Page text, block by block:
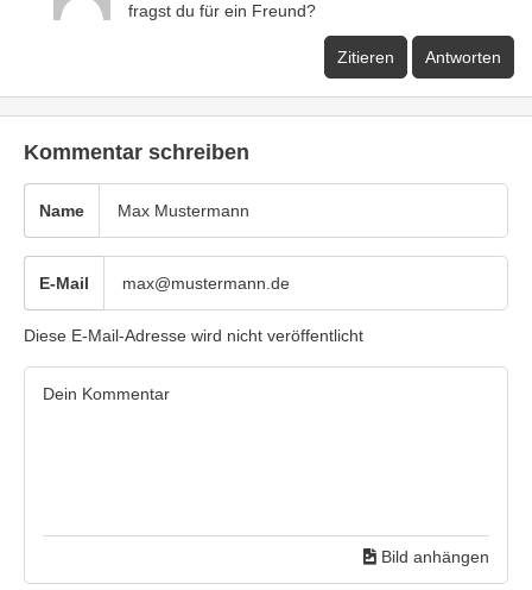
fragst du für ein Freund?
Zitieren Antworten
Kommentar schreiben
Name
E-Mail
Diese E-Mail-Adresse wird nicht veröffentlicht
Bild anhängen